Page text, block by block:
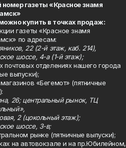
газеты «Красное знамя
купить в точках продаж:
газеты «Красное знамя
по адресам:
22 (2-й этаж, каб. 214),
шоссе, 4-а (1-й этаж);
почтовых отделениях нашего города
выпуски);
«Бегемот» (пятничные
26; центральный рынок, ТЦ
2 (цокольный этаж);
шоссе, 3-в;
рынке (пятничные выпуски);
на автовокзале и на пр.Юбилейном,